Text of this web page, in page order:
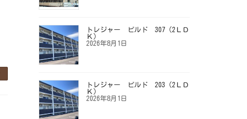
トレジャー ビルド 307（2ＬＤ
Ｋ）
2026年8月1日
トレジャー ビルド 203（2ＬＤ
Ｋ）
2026年8月1日